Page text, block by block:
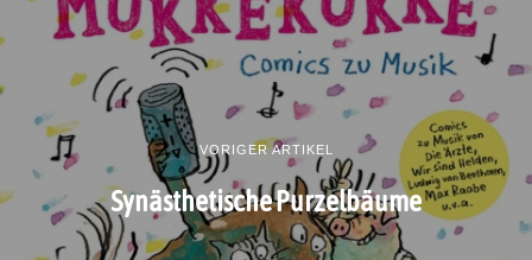
VORIGER ARTIKEL
Synästhetische Purzelbäume